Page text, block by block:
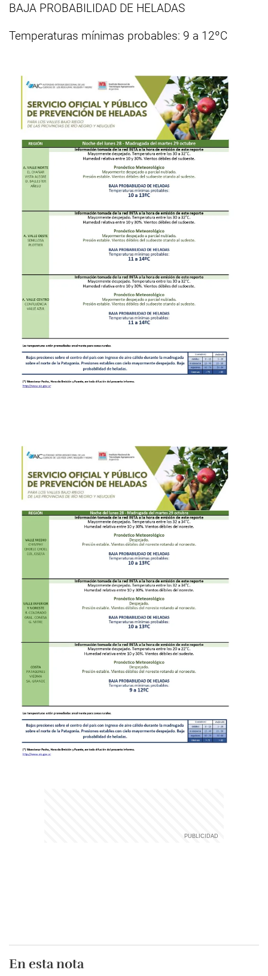
BAJA PROBABILIDAD DE HELADAS
Temperaturas mínimas probables: 9 a 12ºC
En esta nota